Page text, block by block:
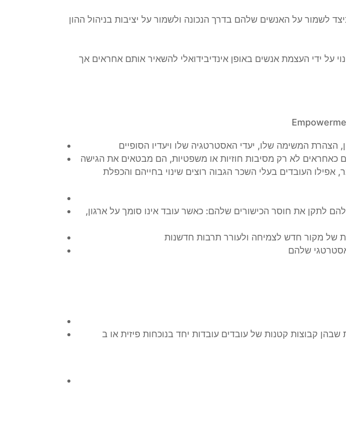
לשמור על האנשים שלהם בדרך הנכונה ולשמור על יציבות בניהול ההון
על ידי העצמת אנשים באופן אינדיבידואלי להשאיר אותם אחראים אך
המשימה שלו, יעדי האסטרטגיה שלו ויעדיו הסופיים
כאחראים לא רק מסיבות חוזיות או משפטיות, הם מבטאים את הגישה
העובדים בעלי השכר הגבוה רוצים שינוי בחייהם והכפלת
לתקן את חוסר הכישורים שלהם: כאשר עובד אינו סומך על ארגון,
של מקור חדש לצמיחה ולעורר תרבות חדשנות